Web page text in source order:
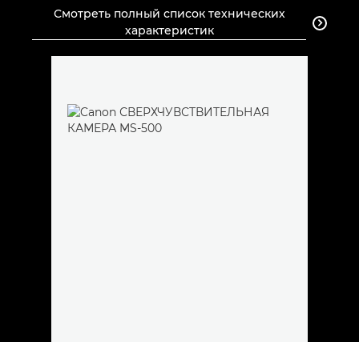
Смотреть полный список технических
характеристик
